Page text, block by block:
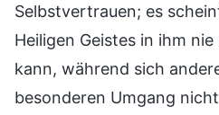
Selbstvertrauen; es
Heiligen Geistes in ihm
kann, während sich
besonderen Umgang